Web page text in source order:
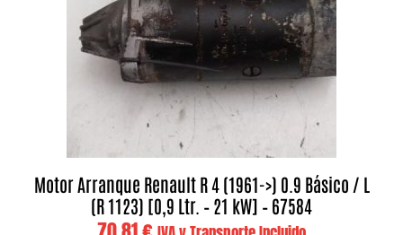
Motor Arranque Renault R 4 (1961->) 0.9 Básico / L
(R 1123) [0,9 Ltr. – 21 kW] – 67584